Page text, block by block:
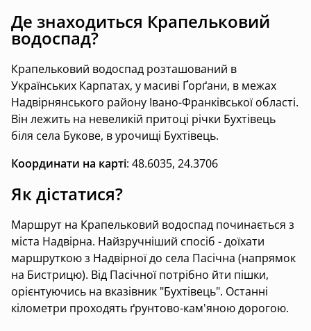
Де знаходиться Крапельковий
водоспад?
Крапельковий водоспад розташований в
Українських Карпатах, у масиві Ґорґани, в межах
Надвірнянського району Івано-Франківської області.
Він лежить на невеликій притоці річки Бухтівець
біля села Букове, в урочищі Бухтівець.
Координати на карті: 48.6035, 24.3706
Як дістатися?
Маршрут на Крапельковий водоспад починається з
міста Надвірна. Найзручніший спосіб - доїхати
маршруткою з Надвірної до села Пасічна (напрямок
на Бистрицю). Від Пасічної потрібно йти пішки,
орієнтуючись на вказівник "Бухтівець". Останні
кілометри проходять ґрунтово-кам'яною дорогою.